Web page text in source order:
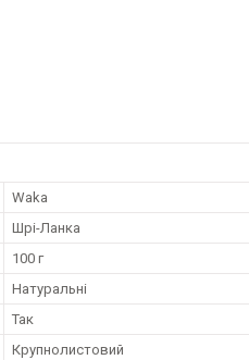
Waka
Шрі-Ланка
100 г
Натуральні
Так
Крупнолистовий